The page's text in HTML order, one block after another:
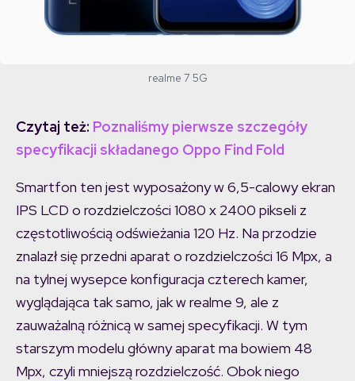
realme 7 5G
Czytaj też: Poznaliśmy pierwsze szczegóły
specyfikacji składanego Oppo Find Fold
Smartfon ten jest wyposażony w 6,5-calowy ekran
IPS LCD o rozdzielczości 1080 x 2400 pikseli z
częstotliwością odświeżania 120 Hz. Na przodzie
znalazł się przedni aparat o rozdzielczości 16 Mpx, a
na tylnej wysepce konfiguracja czterech kamer,
wyglądająca tak samo, jak w realme 9, ale z
zauważalną różnicą w samej specyfikacji. W tym
starszym modelu główny aparat ma bowiem 48
Mpx, czyli mniejszą rozdzielczość. Obok niego